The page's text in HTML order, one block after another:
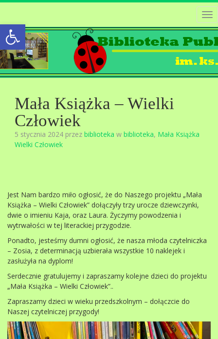
Open toolbar
Mała Książka – Wielki
Człowiek
5 stycznia 2024 przez biblioteka w biblioteka, Mała Książka
Wielki Człowiek
Jest Nam bardzo miło ogłosić, że do Naszego projektu „Mała
Książka – Wielki Człowiek” dołączyły trzy urocze dziewczynki,
dwie o imieniu Kaja, oraz Laura. Życzymy powodzenia i
wytrwałości w tej literackiej przygodzie.
Ponadto, jesteśmy dumni ogłosić, że nasza młoda czytelniczka
– Zosia, z determinacją uzbierała wszystkie 10 naklejek i
zasłużyła na dyplom!
Serdecznie gratulujemy i zapraszamy kolejne dzieci do projektu
„Mała Książka – Wielki Człowiek”..
Zapraszamy dzieci w wieku przedszkolnym – dołączcie do
Naszej czytelniczej przygody!